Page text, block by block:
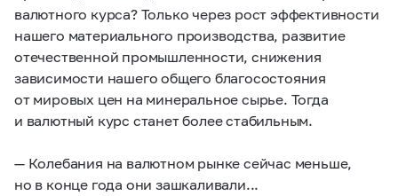
валютного курса? Только через рост эффективности
нашего материального производства, развитие
отечественной промышленности, снижения
зависимости нашего общего благосостояния
от мировых цен на минеральное сырье. Тогда
и валютный курс станет более стабильным.
— Колебания на валютном рынке сейчас меньше,
но в конце года они зашкаливали...